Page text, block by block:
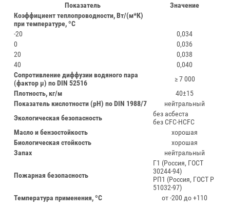
Показатель
Значение
Коэффициент теплопроводности, Вт/(м*К)
при температуре, ºС
-20
0,034
0
0,036
20
0,038
40
0,040
Сопротивление диффузии водяного пара
(фактор μ) по DIN 52516
≥ 7 000
Плотность, кг/м
40±15
Показатель кислотности (pH) по DIN 1988/7
нейтральный
Экологическая безопасность
без асбеста
без CFC-HCFC
Масло и бензостойкость
хорошая
Биологическая стойкость
хорошая
Запах
нейтральный
Пожарная безопасность
Г1 (Россия, ГОСТ
30244-94)
РП1 (Россия, ГОСТ Р
51032-97)
Температура применения, ºС
от -200 до +110